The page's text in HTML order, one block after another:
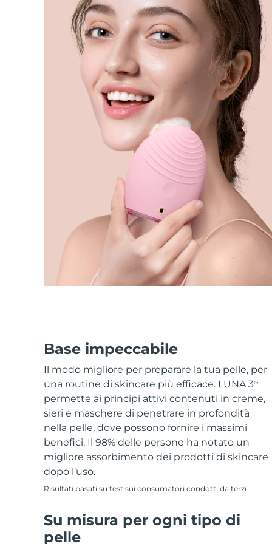
Base impeccabile
Il modo migliore per preparare la tua pelle, per
una routine di skincare più efficace. LUNA 3TM
permette ai principi attivi contenuti in creme,
sieri e maschere di penetrare in profondità
nella pelle, dove possono fornire i massimi
benefici. Il 98% delle persone ha notato un
migliore assorbimento dei prodotti di skincare
dopo l’uso.
Risultati basati su test sui consumatori condotti da terzi
Su misura per ogni tipo di
pelle